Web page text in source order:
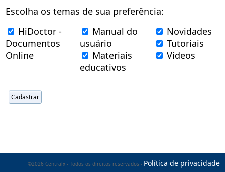
Escolha os temas de sua preferência:
HiDoctor -
Documentos
Online
Manual do
usuário
Materiais
educativos
Novidades
Tutoriais
Vídeos
©2026 Centralx - Todos os direitos reservados - Política de privacidade